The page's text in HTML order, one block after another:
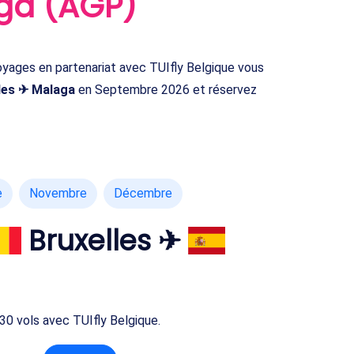
en partenariat avec TUIfly Belgique vous
✈ Malagaen Septembre 2026 et réservez
Novembre Décembre
Bruxelles ✈
vols avec TUIfly Belgique.